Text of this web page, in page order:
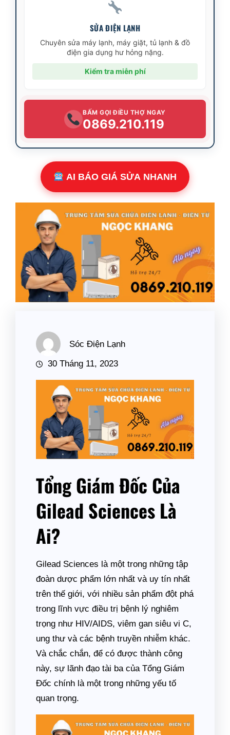
SỬA ĐIỆN LẠNH
Chuyên sửa máy lạnh, máy giặt, tủ lạnh & đồ
điện gia dụng hư hỏng nặng.
Kiểm tra miễn phí
BẤM GỌI ĐIỀU THỢ NGAY
0869.210.119
AI BÁO GIÁ SỬA NHANH
Sóc Điện Lạnh
30 Tháng 11, 2023
Tổng Giám Đốc Của
Gilead Sciences Là
Ai?
Gilead Sciences là một trong những tập
đoàn dược phẩm lớn nhất và uy tín nhất
trên thế giới, với nhiều sản phẩm đột phá
trong lĩnh vực điều trị bệnh lý nghiêm
trọng như HIV/AIDS, viêm gan siêu vi C,
ung thư và các bệnh truyền nhiễm khác.
Và chắc chắn, để có được thành công
này, sự lãnh đạo tài ba của Tổng Giám
Đốc chính là một trong những yếu tố
quan trọng.